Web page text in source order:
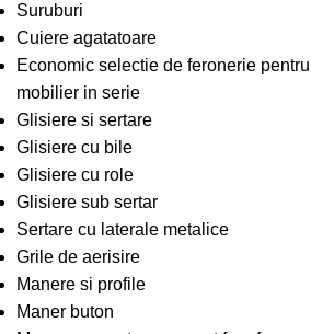
Suruburi
Cuiere agatatoare
Economic selectie de feronerie pentru
mobilier in serie
Glisiere si sertare
Glisiere cu bile
Glisiere cu role
Glisiere sub sertar
Sertare cu laterale metalice
Grile de aerisire
Manere si profile
Maner buton